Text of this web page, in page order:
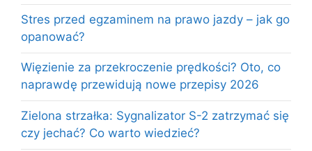
Stres przed egzaminem na prawo jazdy – jak go
opanować?
Więzienie za przekroczenie prędkości? Oto, co
naprawdę przewidują nowe przepisy 2026
Zielona strzałka: Sygnalizator S-2 zatrzymać się
czy jechać? Co warto wiedzieć?